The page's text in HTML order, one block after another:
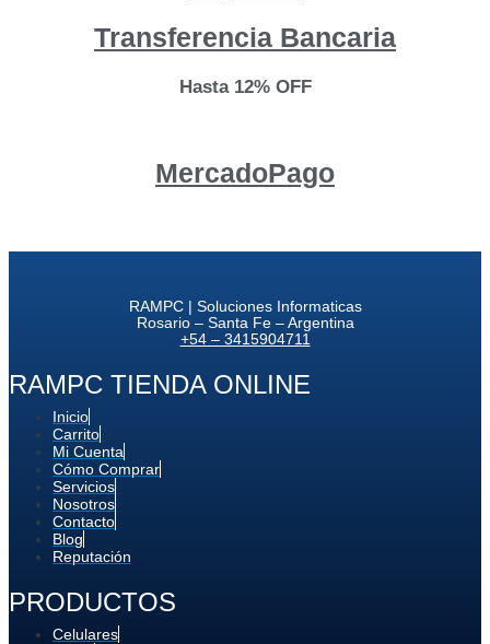
Transferencia Bancaria
Hasta 12% OFF
MercadoPago
RAMPC | Soluciones Informaticas
Rosario – Santa Fe – Argentina
+54 – 3415904711
RAMPC TIENDA ONLINE
Inicio
Carrito
Mi Cuenta
Cómo Comprar
Servicios
Nosotros
Contacto
Blog
Reputación
PRODUCTOS
Celulares